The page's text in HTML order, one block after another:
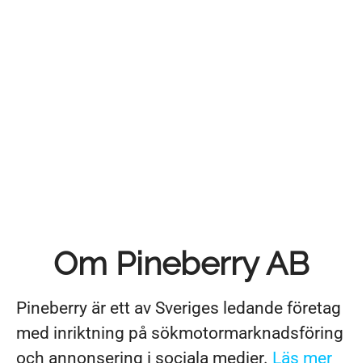
Om Pineberry AB
Pineberry är ett av Sveriges ledande företag
med inriktning på sökmotormarknadsföring
och annonsering i sociala medier. Läs mer